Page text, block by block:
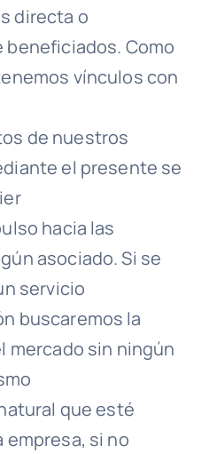
directa o
Como
vínculos con
de nuestros
el presente se
hacia las
asociado. Si se
servicio
buscaremos la
mercado sin ningún
que esté
si no